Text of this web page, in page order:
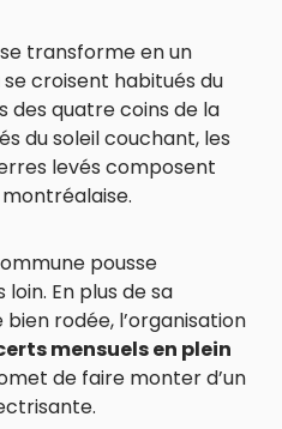
transforme en un
croisent habitués du
des quatre coins de la
du soleil couchant, les
levés composent
pousse
En plus de sa
rodée, l’organisation
mensuels en plein
de faire monter d’un